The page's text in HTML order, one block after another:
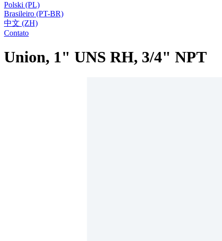
Polski (PL)
Brasileiro (PT-BR)
中文 (ZH)
Contato
Union, 1" UNS RH, 3/4" NPT